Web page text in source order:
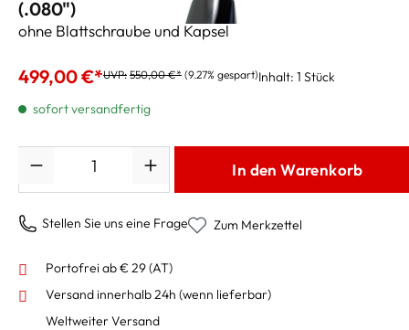
(.080")
ohne Blattschraube und Kapsel
499,00 €*UVP: 550,00 €* (9.27% gespart)Inhalt: 1 Stück
sofort versandfertig
In den Warenkorb
Stellen Sie uns eine Frage Zum Merkzettel
Portofrei ab € 29 (AT)
Versand innerhalb 24h (wenn lieferbar)
Weltweiter Versand